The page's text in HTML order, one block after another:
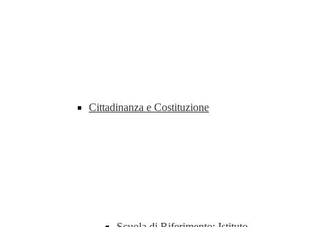
Cittadinanza e Costituzione